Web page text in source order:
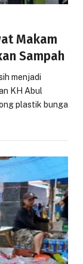
Makam
Sampah
menjadi
KH Abul
plastik bunga